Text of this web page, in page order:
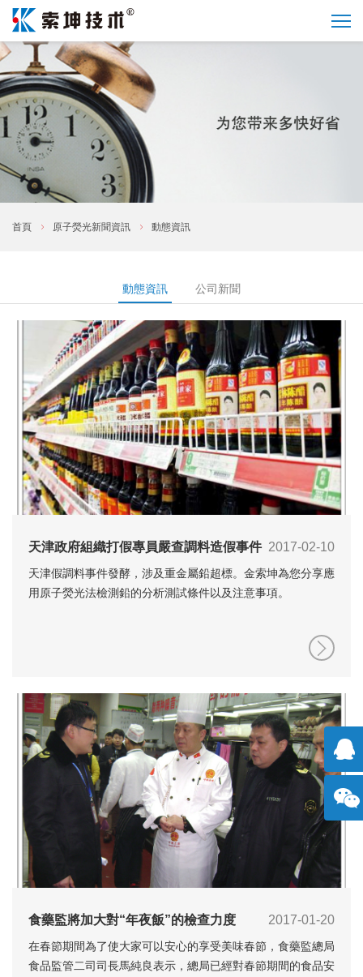
首頁 原子熒光新聞資訊 動態資訊
動態資訊 公司新聞
2017-02-10
天津政府組織打假專員嚴查調料造假事件
天津假調料事件發酵，涉及重金屬鉛超標。金索坤為您分享應
用原子熒光法檢測鉛的分析測試條件以及注意事項。
2017-01-20
食藥監將加大對“年夜飯”的檢查力度
在春節期間為了使大家可以安心的享受美味春節，食藥監總局
食品監管二司司長馬純良表示，總局已經對春節期間的食品安
擊咨
方微
信